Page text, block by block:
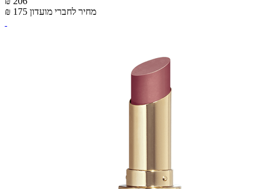
₪ 175 מחיר לחברי מועדון